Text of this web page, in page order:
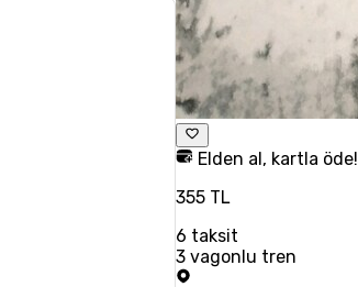
Elden al, kartla öde!
355 TL
6 taksit
3 vagonlu tren